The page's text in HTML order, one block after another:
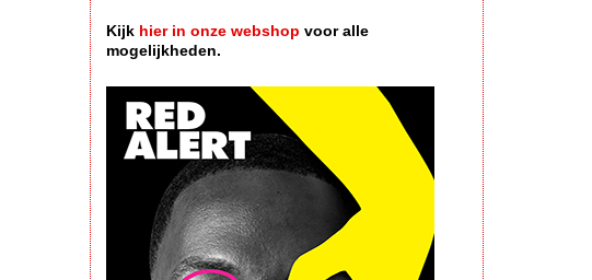
Kijk hier in onze webshop voor alle
mogelijkheden.